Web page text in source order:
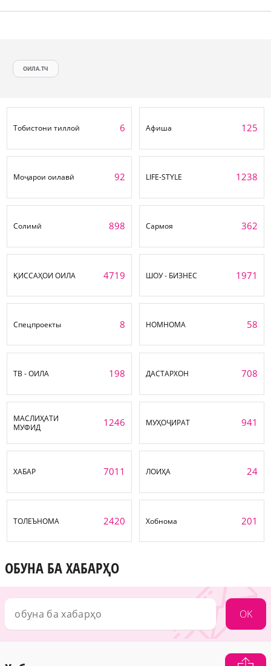
ОИЛА.ТЧ
Тобистони тиллоӣ 6 Афиша 125
Моҷарои оилавӣ 92 LIFE-STYLE 1238
Солимӣ 898 Сармоя 362
ҚИССАҲОИ ОИЛА 4719 ШОУ - БИЗНЕС 1971
Спецпроекты 8 НОМНОМА 58
ТВ - ОИЛА 198 ДАСТАРХОН 708
МАСЛИҲАТИ
МУФИД
1246 МУҲОҶИРАТ 941
ХАБАР 7011 ЛОИҲА 24
ТОЛЕЪНОМА 2420 Хобнома 201
ОБУНА БА ХАБАРҲО
OK